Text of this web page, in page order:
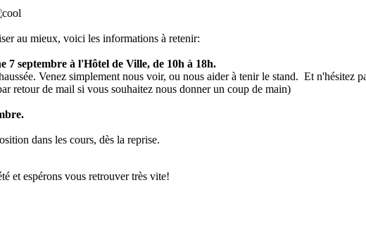
au mieux, voici les informations à retenir:
7 septembre à l'Hôtel de Ville, de 10h à 18h.
Venez simplement nous voir, ou nous aider à tenir le stand. Et n'hésitez
retour de mail si vous souhaitez nous donner un coup de main)
dans les cours, dès la reprise.
et espérons vous retrouver très vite!